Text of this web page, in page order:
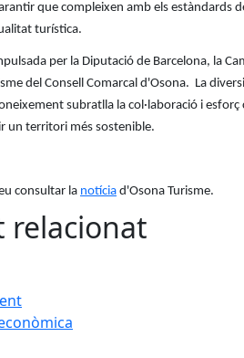
que compleixen amb els estàndards
turística.
per la Diputació de Barcelona, la
del Consell Comarcal d'Osona. La
subratlla la col·laboració i
un territori més sostenible.
consultar la notícia d'Osona Turisme.
relacionat